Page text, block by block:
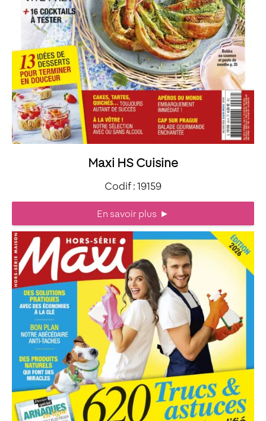
Maxi HS Cuisine
Codif : 19159
En savoir plus ►